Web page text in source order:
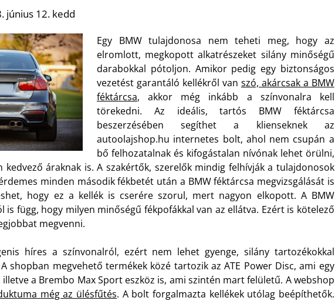
június 12. kedd
Egy BMW tulajdonosa nem teheti meg, hogy az
elromlott, megkopott alkatrészeket silány minőségű
darabokkal pótoljon. Amikor pedig egy biztonságos
vezetést garantáló kellékről van szó, akárcsak a BMW
féktárcsa, akkor még inkább a színvonalra kell
törekedni. Az ideális, tartós BMW féktárcsa
beszerzésében segíthet a klienseknek az
autoolajshop.hu internetes bolt, ahol nem csupán a
bő felhozatalnak és kifogástalan nívónak lehet örülni,
kedvező áraknak is. A szakértők, szerelők mindig felhívják a tulajdonosok
minden második fékbetét után a BMW féktárcsa megvizsgálását is
hogy ez a kellék is cserére szorul, mert nagyon elkopott. A BMW
is függ, hogy milyen minőségű fékpofákkal van az ellátva. Ezért is kötelező
megvenni.
híres a színvonalról, ezért nem lehet gyenge, silány tartozékokkal
shopban megvehető termékek közé tartozik az ATE Power Disc, ami egy
a Brembo Max Sport eszköz is, ami szintén mart felületű. A webshop
még az ülésfűtés. A bolt forgalmazta kellékek utólag beépíthetők.